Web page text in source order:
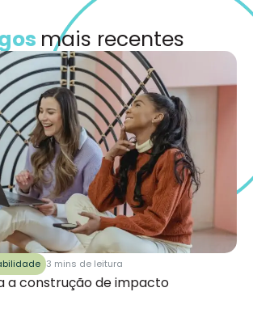
mais recentes
3 mins de leitura
a construção de impacto